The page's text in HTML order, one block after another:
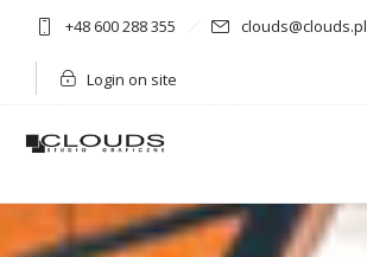
+48 600 288 355 clouds@clouds.pl
Login on site